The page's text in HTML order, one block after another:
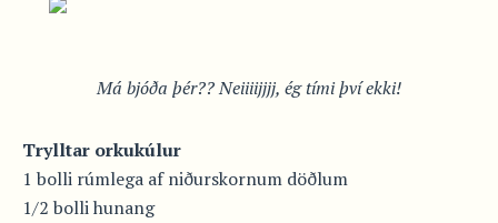
Má bjóða þér?? Neiiiijjjj, ég tími því ekki!
Trylltar orkukúlur
1 bolli rúmlega af niðurskornum döðlum
1/2 bolli hunang